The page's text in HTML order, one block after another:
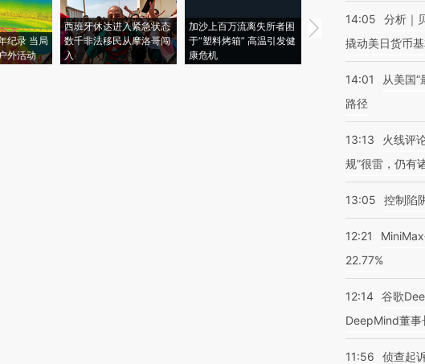
纪录 当局
外活动
西班牙休达进入紧急状态
数千非法移民从摩洛哥闯
入
加沙上百万流离失所者困
于“塑料烤箱” 高温引发健
康危机
马航飞行员跨国走私7万
粒摇头丸 尿检体内含3种
14:05
分析｜
撬动美日货币
14:01
从美国
路径
13:13
火线评
规”很雷，仍有
13:05 控制陷
12:21
22.77%
12:14 谷歌
DeepMind董事
11:56
侦查起